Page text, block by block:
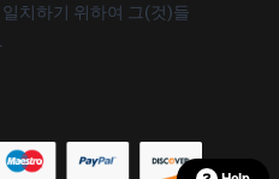
치하기 위하여 그(것)들